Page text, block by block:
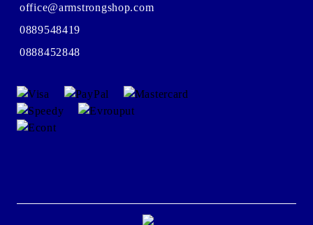
office@armstrongshop.com
0889548419
0888452848